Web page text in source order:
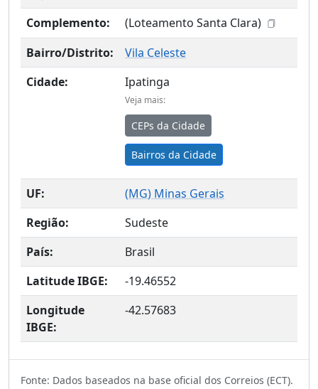
Complemento:
(Loteamento Santa Clara)
Bairro/Distrito:
Vila Celeste
Cidade:
Ipatinga
Veja mais:
CEPs da Cidade
Bairros da Cidade
UF: (MG) Minas Gerais
Região:
Sudeste
País:
Brasil
Latitude IBGE:
-19.46552
Longitude
IBGE:
-42.57683
Fonte: Dados baseados na base oficial dos Correios (ECT).